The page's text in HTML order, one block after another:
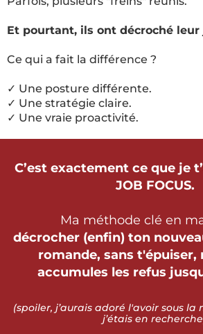
Et pourtant, ils ont décroché leur
Ce qui a fait la différence ?
✓ Une posture différente.
✓ Une stratégie claire.
✓ Une vraie proactivité.
C’est exactement ce que je
JOB FOCUS.
Ma méthode clé en
décrocher (enfin) ton
romande, sans t'épuiser,
accumules les refus
(spoiler, j’aurais adoré l'avoir sous la
j’étais en